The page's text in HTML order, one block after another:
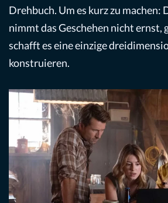
Drehbuch. Um es kurz zu
nimmt das Geschehen nicht ernst,
schafft es eine einzige
konstruieren.